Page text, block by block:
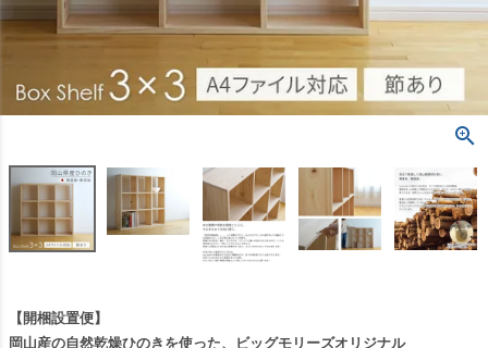
【開梱設置便】
岡山産の自然乾燥ひのきを使った、ビッグモリーズオリジナル